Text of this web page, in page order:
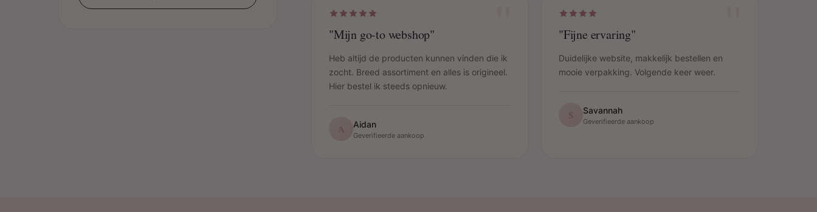
"Mijn go-to webshop"
Heb altijd de producten kunnen vinden die ik
zocht. Breed assortiment en alles is origineel.
Hier bestel ik steeds opnieuw.
A Aidan
Geverifieerde aankoop
"Fijne ervaring"
Duidelijke website, makkelijk bestellen en
mooie verpakking. Volgende keer weer.
S Savannah
Geverifieerde aankoop